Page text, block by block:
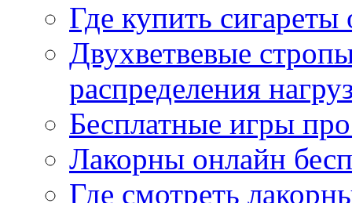
Где купить
Двухветвевые
распределения
Бесплатные игры
Лакорны онлайн
Где смотреть